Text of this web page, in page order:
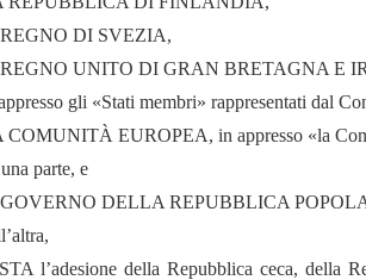
DI SVEZIA,
UNITO DI GRAN BRETAGNA E
gli «Stati membri» rappresentati dal
COMUNITÀ EUROPEA, in appresso «la
parte, e
DELLA REPUBBLICA
l’adesione della Repubblica ceca, della